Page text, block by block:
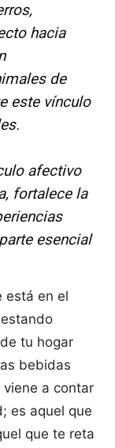
hacia
de
este vínculo
afectivo
fortalece la
esencial
está en el
tu hogar
bebidas
a contar
es aquel que
que te reta